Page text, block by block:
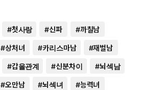
#첫사랑 #신파 #까칠남
#상처녀 #카리스마남 #재벌남
#갑을관계 #신분차이 #뇌섹남
#오만남 #뇌섹녀 #능력녀